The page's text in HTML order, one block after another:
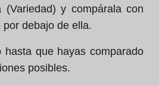
y compárala con
debajo de ella.
hasta que hayas comparado
posibles.